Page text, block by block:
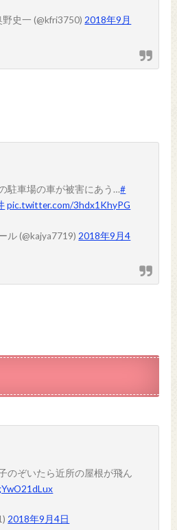
野史一 (@kfri3750)2018年9月
駐車場の車が被害にあう…#
pic.twitter.com/3hdx1KhyPG
ル (@kajya7719) 2018年9月4
のぞいたら近所の屋根が飛ん
2018年9月4日